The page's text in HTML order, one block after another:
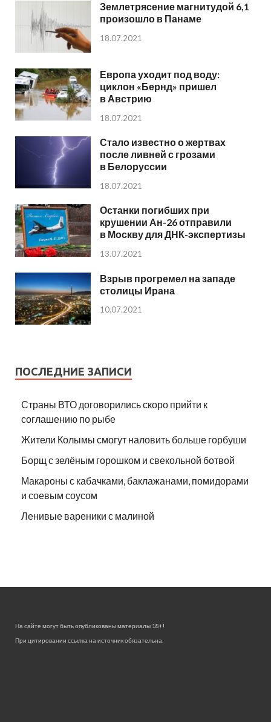
Землетрясение магнитудой 6,1
произошло в Панаме
18.07.2021
Европа уходит под воду:
циклон «Бернд» пришел
в Австрию
18.07.2021
Стало известно о жертвах
после ливней с грозами
в Белоруссии
18.07.2021
Останки погибших при
крушении Ан-26 отправили
в Москву для ДНК-экспертизы
13.07.2021
Взрыв прогремел на западе
столицы Ирана
10.07.2021
ПОСЛЕДНИЕ ЗАПИСИ
Страны ВТО договорились скоро прийти к
соглашению по рыбе
Жители Колымы смогут наловить больше горбуши
Борщ с зелёным горошком и свекольной ботвой
Макароны с кабачками, баклажанами, помидорами
и соевым соусом
Ленивые вареники с малиной
На сайте могут быть опубликованы материалы 18+!
При цитировании ссылка на источник обязательна.